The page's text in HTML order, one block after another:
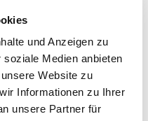
und Anzeigen zu
Medien anbieten
Website zu
Informationen zu Ihrer
unsere Partner für
Sie sich an den